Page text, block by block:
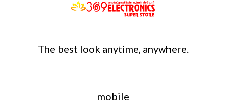
The best look anytime, anywhere.
mobile